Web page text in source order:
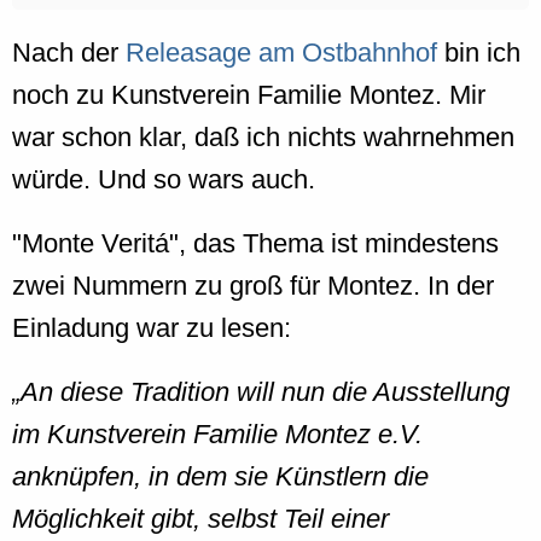
Nach der Releasage am Ostbahnhofbin ich
noch zu Kunstverein Familie Montez. Mir
war schon klar, daß ich nichts wahrnehmen
würde. Und so wars auch.
"Monte Veritá", das Thema ist mindestens
zwei Nummern zu groß für Montez. In der
Einladung war zu lesen:
An diese Tradition will nun die Ausstellung
im Kunstverein Familie Montez e.V.
anknüpfen, in dem sie Künstlern die
Möglichkeit gibt, selbst Teil einer